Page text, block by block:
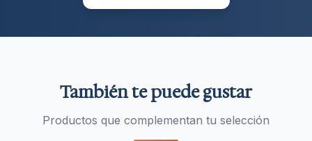
También te puede gustar
Productos que complementan tu selección